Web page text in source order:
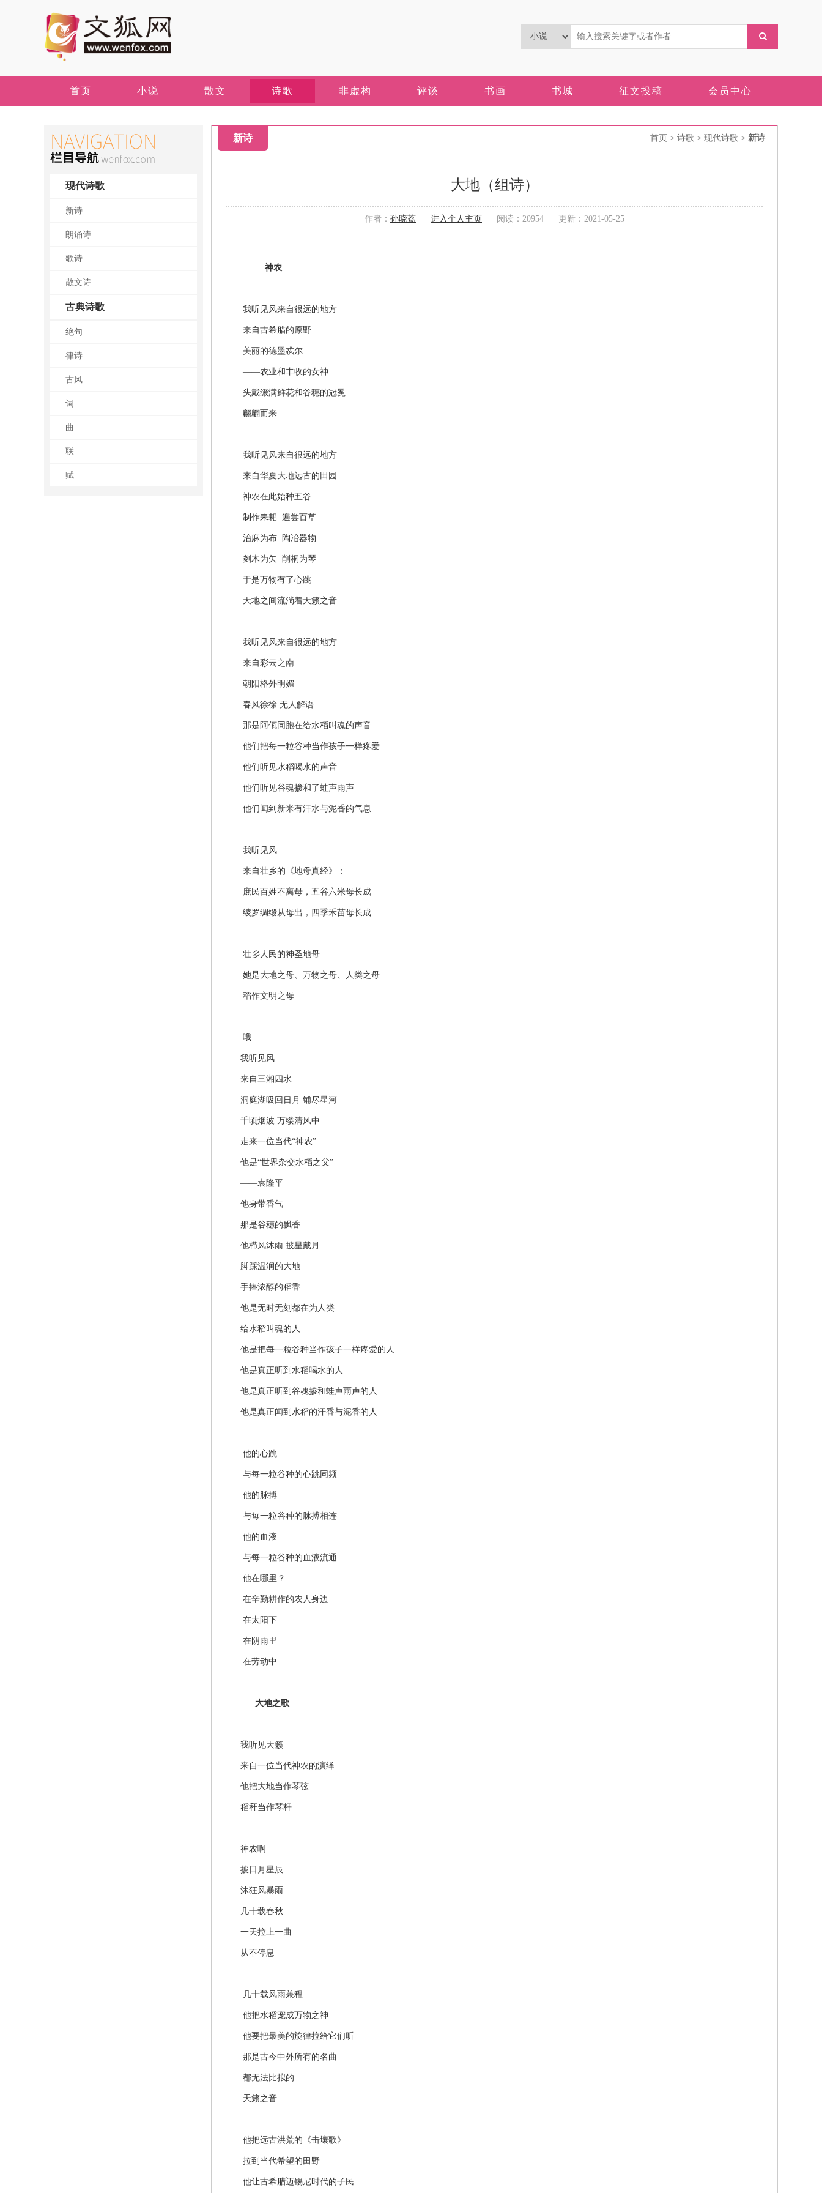
首页 小说 散文 诗歌 非虚构 评谈 书画 书城 征文投稿 会员中心
现代诗歌
新诗
朗诵诗
歌诗
散文诗
古典诗歌
绝句
律诗
古风
词
曲
联
赋
新诗 首页 > 诗歌 > 现代诗歌 > 新诗
大地（组诗）
作者： 孙晓荔 进入个人主页 阅读：20954 更新：2021-05-25
神农
我听见风来自很远的地方
来自古希腊的原野
美丽的德墨忒尔
——农业和丰收的女神
头戴缀满鲜花和谷穗的冠冕
翩翩而来
我听见风来自很远的地方
来自华夏大地远古的田园
神农在此始种五谷
制作耒耜 遍尝百草
治麻为布 陶冶器物
剡木为矢 削桐为琴
于是万物有了心跳
天地之间流淌着天籁之音
我听见风来自很远的地方
来自彩云之南
朝阳格外明媚
春风徐徐 无人解语
那是阿佤同胞在给水稻叫魂的声音
他们把每一粒谷种当作孩子一样疼爱
他们听见水稻喝水的声音
他们听见谷魂掺和了蛙声雨声
他们闻到新米有汗水与泥香的气息
我听见风
来自壮乡的《地母真经》：
庶民百姓不离母，五谷六米母长成
绫罗绸缎从母出，四季禾苗母长成
……
壮乡人民的神圣地母
她是大地之母、万物之母、人类之母
稻作文明之母
哦
我听见风
来自三湘四水
洞庭湖吸回日月 铺尽星河
千顷烟波 万缕清风中
走来一位当代“神农”
他是“世界杂交水稻之父”
——袁隆平
他身带香气
那是谷穗的飘香
他栉风沐雨 披星戴月
脚踩温润的大地
手捧浓醇的稻香
他是无时无刻都在为人类
给水稻叫魂的人
他是把每一粒谷种当作孩子一样疼爱的人
他是真正听到水稻喝水的人
他是真正听到谷魂掺和蛙声雨声的人
他是真正闻到水稻的汗香与泥香的人
他的心跳
与每一粒谷种的心跳同频
他的脉搏
与每一粒谷种的脉搏相连
他的血液
与每一粒谷种的血液流通
他在哪里？
在辛勤耕作的农人身边
在太阳下
在阴雨里
在劳动中
大地之歌
我听见天籁
来自一位当代神农的演绎
他把大地当作琴弦
稻秆当作琴杆
神农啊
披日月星辰
沐狂风暴雨
几十载春秋
一天拉上一曲
从不停息
几十载风雨兼程
他把水稻宠成万物之神
他要把最美的旋律拉给它们听
那是古今中外所有的名曲
都无法比拟的
天籁之音
他把远古洪荒的《击壤歌》
拉到当代希望的田野
他让古希腊迈锡尼时代的子民